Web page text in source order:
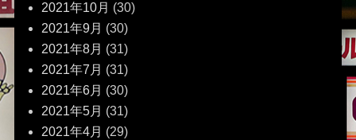
2021年10月 (30)
2021年9月 (30)
2021年8月 (31)
2021年7月 (31)
2021年6月 (30)
2021年5月 (31)
2021年4月 (29)